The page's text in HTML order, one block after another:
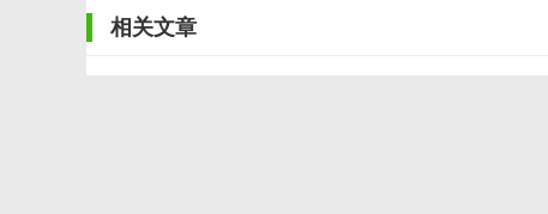
相关文章